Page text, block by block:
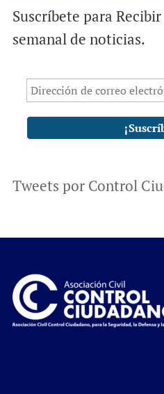
Suscríbete para
semanal de noticias.
Tweets por Control